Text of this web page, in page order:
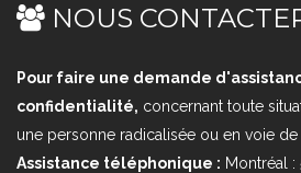
NOUS
Pour faire une demande
confidentialité, concernant toute
une personne radicalisée ou en voie
Assistance téléphonique : Montréal :